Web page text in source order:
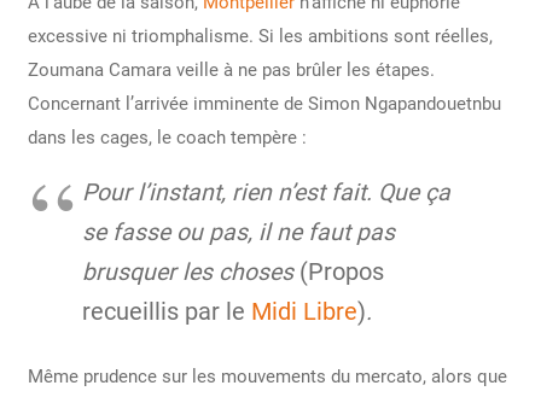
excessive ni triomphalisme. Si les ambitions sont réelles,
Zoumana Camara veille à ne pas brûler les étapes.
Concernant l’arrivée imminente de Simon Ngapandouetnbu
dans les cages, le coach tempère :
Pour l’instant, rien n’est fait. Que ça
se fasse ou pas, il ne faut pas
brusquer les choses (Propos
recueillis par le Midi Libre).
Même prudence sur les mouvements du mercato, alors que